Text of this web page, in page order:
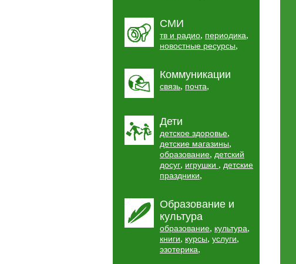
СМИ
тв и радио, периодика,
новостные ресурсы,
Коммуникации
связь, почта,
Дети
детское здоровье,
детские магазины,
образование, детский
досуг, игрушки , детские
праздники,
Образование и
культура
образование, культура,
книги, курсы, услуги,
эзотерика,